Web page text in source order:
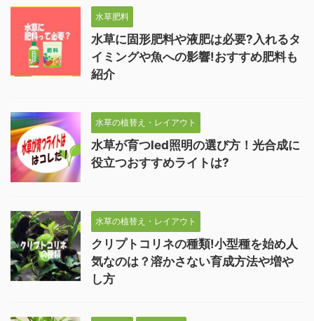
水草肥料
水草に固形肥料や液肥は必要?入れるタ
イミングや魚への影響!おすすめ肥料も
紹介
水草の植替え・レイアウト
水草が育つled照明の選び方！光合成に
役立つおすすめライトは?
水草の植替え・レイアウト
クリプトコリネの種類!小型種を始め人
気なのは？溶かさない育成方法や増や
し方